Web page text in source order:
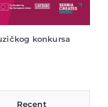
muzički konkurs Serbia
Recent